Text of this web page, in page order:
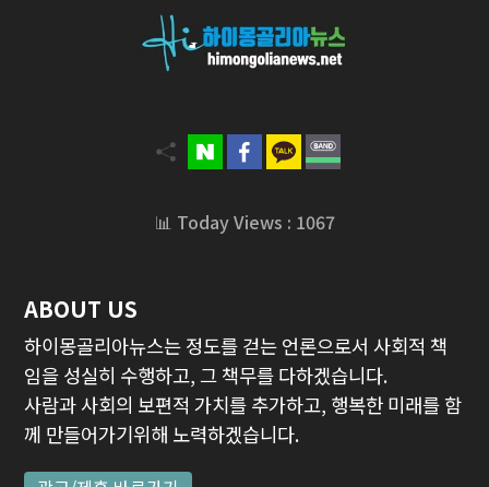
📊 Today Views : 1067
ABOUT US
하이몽골리아뉴스는 정도를 걷는 언론으로서 사회적 책
임을 성실히 수행하고, 그 책무를 다하겠습니다.
사람과 사회의 보편적 가치를 추가하고, 행복한 미래를 함
께 만들어가기위해 노력하겠습니다.